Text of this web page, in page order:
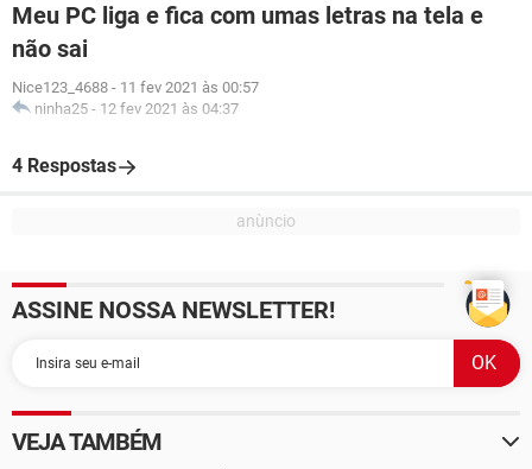
Meu PC liga e fica com umas letras na tela e
não sai
Nice123_4688 - 11 fev 2021 às 00:57
ninha25 - 12 fev 2021 às 04:37
4 Respostas
ASSINE NOSSA NEWSLETTER!
VEJA TAMBÉM